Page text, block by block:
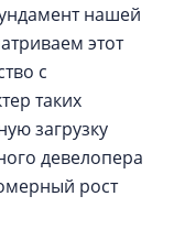
нашей
этот
с
таких
загрузку
девелопера
рост